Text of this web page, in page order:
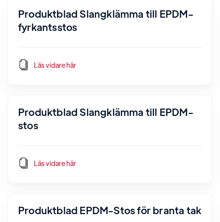
Produktblad Slangklämma till EPDM-
fyrkantsstos
Läs vidare här
Produktblad Slangklämma till EPDM-
stos
Läs vidare här
Produktblad EPDM-Stos för branta tak